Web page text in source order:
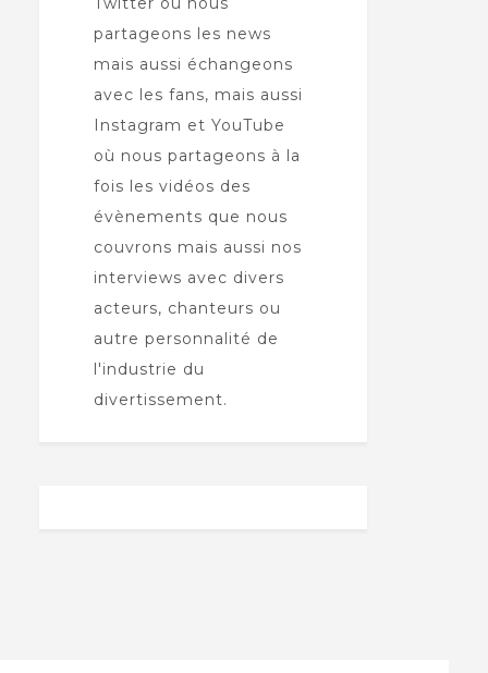
partageons les news
mais aussi échangeons
avec les fans, mais aussi
Instagram et YouTube
où nous partageons à la
fois les vidéos des
évènements que nous
couvrons mais aussi nos
interviews avec divers
acteurs, chanteurs ou
autre personnalité de
l'industrie du
divertissement.